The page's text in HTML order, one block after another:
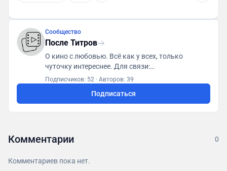
Сообщество
После Титров
О кино с любовью. Всё как у всех, только
чуточку интереснее. Для связи:
posletitrov@yandex.ru
Подписчиков: 52 · Авторов: 39
Подписаться
Комментарии 0
Комментариев пока нет.